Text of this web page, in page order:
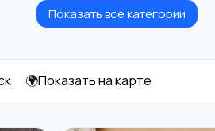
Самокаты и
Показать все категории
🌍Показать на карте